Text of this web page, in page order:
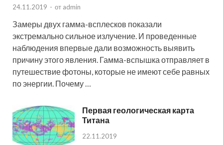
24.11.2019 - от admin
Замеры двух гамма-всплесков показали
экстремально сильное излучение. И проведенные
наблюдения впервые дали возможность выявить
причину этого явления. Гамма-вспышка отправляет в
путешествие фотоны, которые не имеют себе равных
по энергии. Почему …
Первая геологическая карта
Титана
22.11.2019